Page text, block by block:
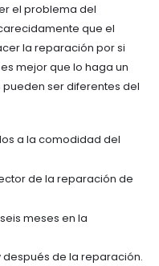
el problema del
que el
la reparación por si
mejor que lo haga un
ser diferentes del
a la comodidad del
de la reparación de
meses en la
después de la reparación.